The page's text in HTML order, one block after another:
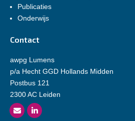
Publicaties
Onderwijs
Contact
awpg Lumens
p/a Hecht GGD Hollands Midden
Postbus 121
2300 AC Leiden